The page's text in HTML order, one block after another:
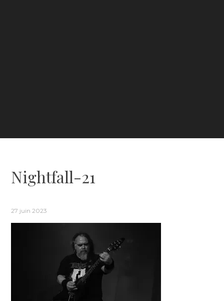
Nightfall-21
27 juin 2023